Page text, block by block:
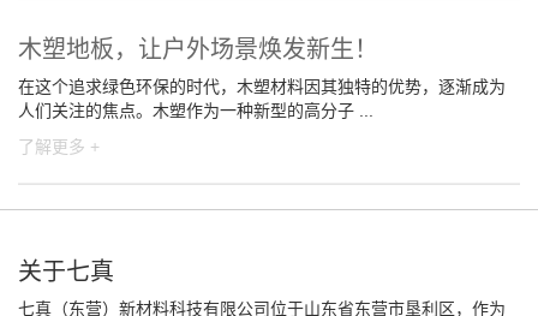
木塑地板，让户外场景焕发新生！
在这个追求绿色环保的时代，木塑材料因其独特的优势，逐渐成为
人们关注的焦点。木塑作为一种新型的高分子 ...
了解更多 +
关于七真
七真（东营）新材料科技有限公司位于山东省东营市垦利区，作为